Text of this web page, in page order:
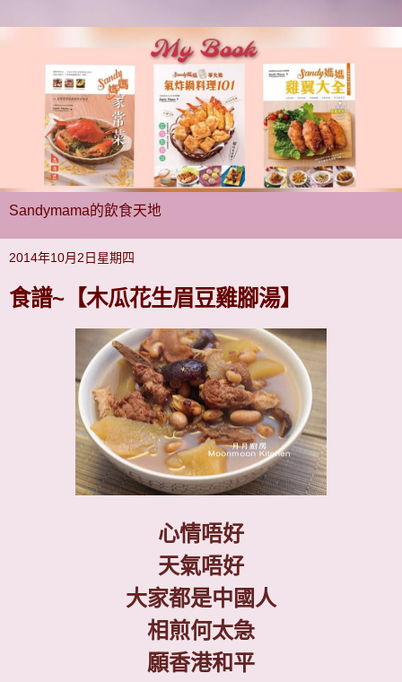
Sandymama的飲食天地
2014年10月2日星期四
食譜~【木瓜花生眉豆雞腳湯】
心情唔好
天氣唔好
大家都是中國人
相煎何太急
願香港和平